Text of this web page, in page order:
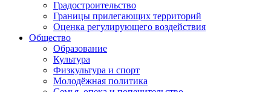
Градостроительство
Границы прилегающих территорий
Оценка регулирующего воздействия
Общество
Образование
Культура
Физкультура и спорт
Молодёжная политика